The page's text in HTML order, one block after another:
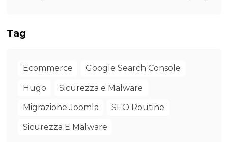
Tag
Ecommerce Google Search Console
Hugo Sicurezza e Malware
Migrazione Joomla SEO Routine
Sicurezza E Malware